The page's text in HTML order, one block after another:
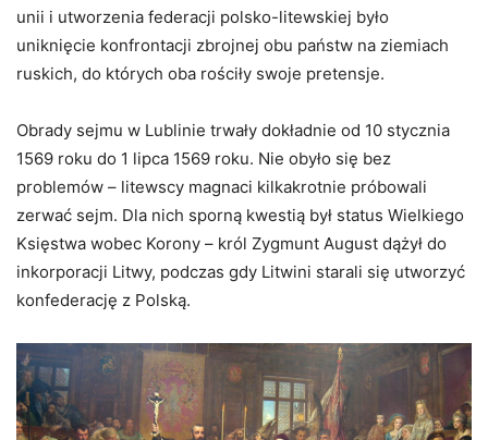
unii i utworzenia federacji polsko-litewskiej było
uniknięcie konfrontacji zbrojnej obu państw na ziemiach
ruskich, do których oba rościły swoje pretensje.
Obrady sejmu w Lublinie trwały dokładnie od 10 stycznia
1569 roku do 1 lipca 1569 roku. Nie obyło się bez
problemów – litewscy magnaci kilkakrotnie próbowali
zerwać sejm. Dla nich sporną kwestią był status Wielkiego
Księstwa wobec Korony – król Zygmunt August dążył do
inkorporacji Litwy, podczas gdy Litwini starali się utworzyć
konfederację z Polską.